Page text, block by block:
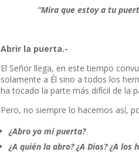
“Mira que estoy a tu
Abrir la puerta.-
El Señor llega, en este tiempo
solamente a Él sino a todos los
ha tocado la parte más difícil de la
Pero, no siempre lo hacemos así,
¿Abro yo mi puerta?
¿A quién la abro? ¿A Dios? ¿A los